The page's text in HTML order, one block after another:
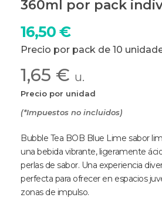
360ml por pack
Precio por pack de 10
(*Impuestos no incluidos)
16,50 €
Precio por unidad
Bubble Tea BOB Blue Lime sabor
una bebida vibrante, ligeramente
perlas de sabor. Una experiencia
perfecta para ofrecer en espacios
zonas de impulso.
1,65 € u.